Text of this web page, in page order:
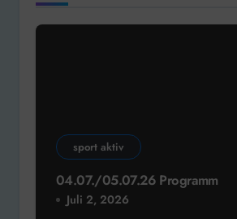
sport aktiv
04.07./05.07.26 Programm
Juli 2, 2026